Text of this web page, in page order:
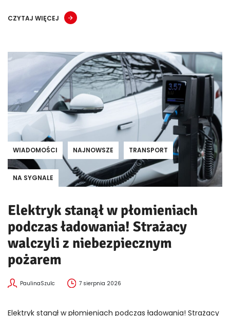
CZYTAJ WIĘCEJ
WIADOMOŚCI NAJNOWSZE TRANSPORT
NA SYGNALE
Elektryk stanął w płomieniach
podczas ładowania! Strażacy
walczyli z niebezpiecznym
pożarem
PaulinaSzulc 7 sierpnia 2026
Elektryk stanął w płomieniach podczas ładowania! Strażacy